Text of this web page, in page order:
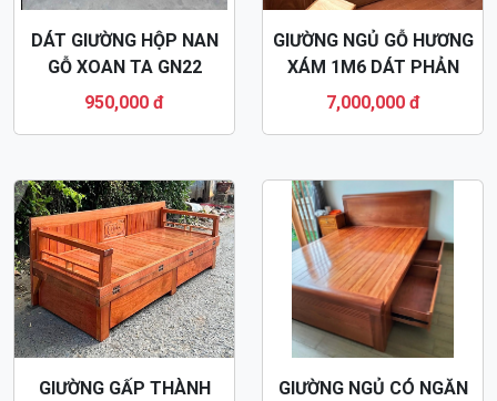
DÁT GIƯỜNG HỘP NAN
GỖ XOAN TA GN22
950,000 đ
GIƯỜNG NGỦ GỖ HƯƠNG
XÁM 1M6 DÁT PHẢN
GN76
7,000,000 đ
GIƯỜNG GẤP THÀNH
GIƯỜNG NGỦ CÓ NGĂN